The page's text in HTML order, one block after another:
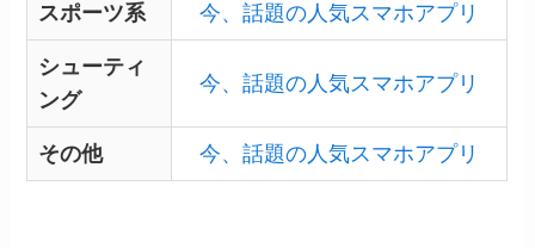
スポーツ系 今、話題の人気スマホアプリ
シューティ
ング
今、話題の人気スマホアプリ
その他 今、話題の人気スマホアプリ